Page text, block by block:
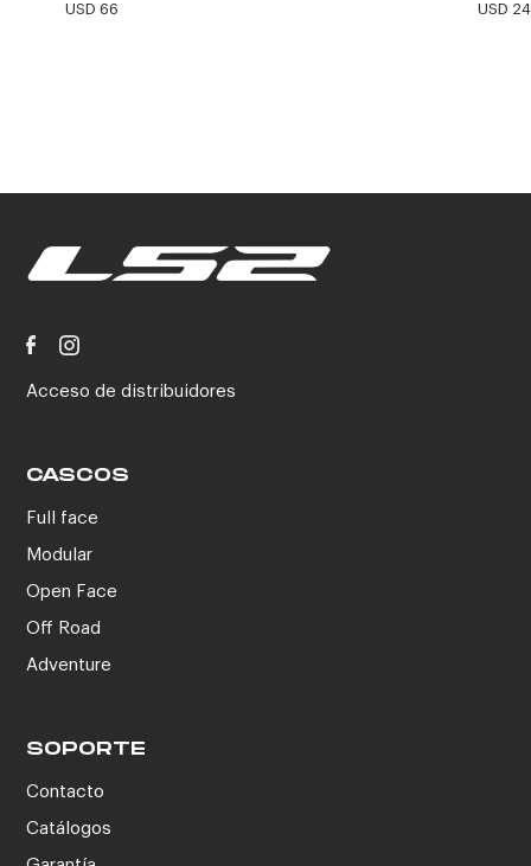
USD 66 USD 24
Acceso de distribuidores
CASCOS
Full face
Modular
Open Face
Off Road
Adventure
SOPORTE
Contacto
Catálogos